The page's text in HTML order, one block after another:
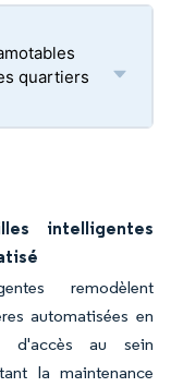
quartiers
intelligentes
remodèlent
automatisées en
d'accès au sein
la maintenance